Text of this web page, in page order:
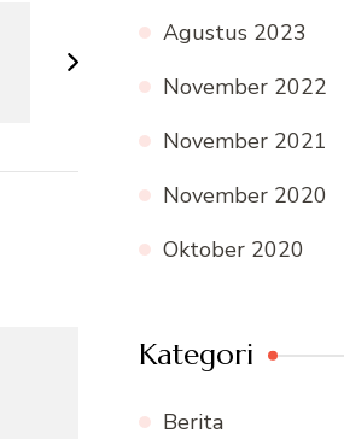
Agustus 2023
November 2022
November 2021
November 2020
Oktober 2020
Kategori
Berita